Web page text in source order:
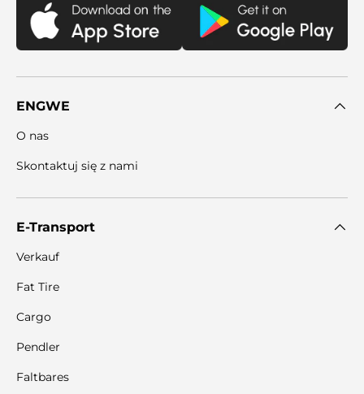
ENGWE
O nas
Skontaktuj się z nami
E-Transport
Verkauf
Fat Tire
Cargo
Pendler
Faltbares